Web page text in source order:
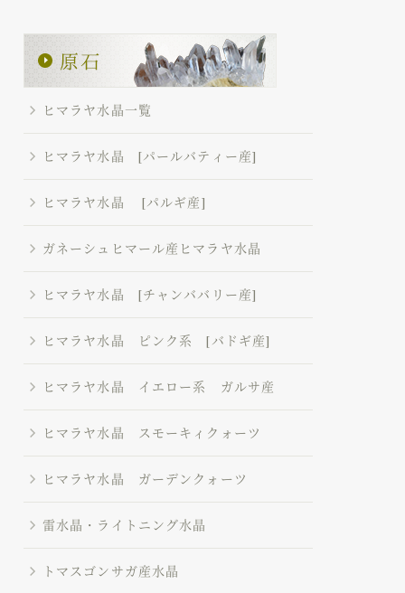
ヒマラヤ水晶一覧
ヒマラヤ水晶 [パールバティー産]
ヒマラヤ水晶 [パルギ産]
ガネーシュヒマール産ヒマラヤ水晶
ヒマラヤ水晶 [チャンババリー産]
ヒマラヤ水晶 ピンク系 [バドギ産]
ヒマラヤ水晶 イエロー系 ガルサ産
ヒマラヤ水晶 スモーキィクォーツ
ヒマラヤ水晶 ガーデンクォーツ
雷水晶・ライトニング水晶
トマスゴンサガ産水晶